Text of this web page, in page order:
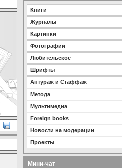
Книги
Журналы
Картинки
Фотографии
Любительское
Шрифты
Антураж и Стаффаж
Метода
Мультимедиа
Foreign books
Новости на модерации
Проекты
Мини-чат